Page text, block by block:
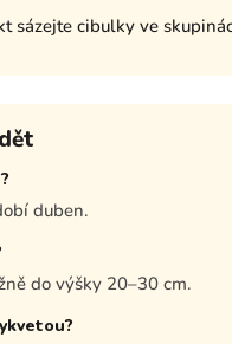
sázejte cibulky ve
duben.
do výšky 20–30 cm.